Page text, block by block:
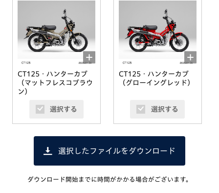
CT125・ハンターカブ
（マットフレスコブラウ
ン）
選択する
CT125・ハンターカブ
（グローイングレッド）
選択する
選択したファイルをダウンロード
ダウンロード開始までに時間がかかる場合がございます。